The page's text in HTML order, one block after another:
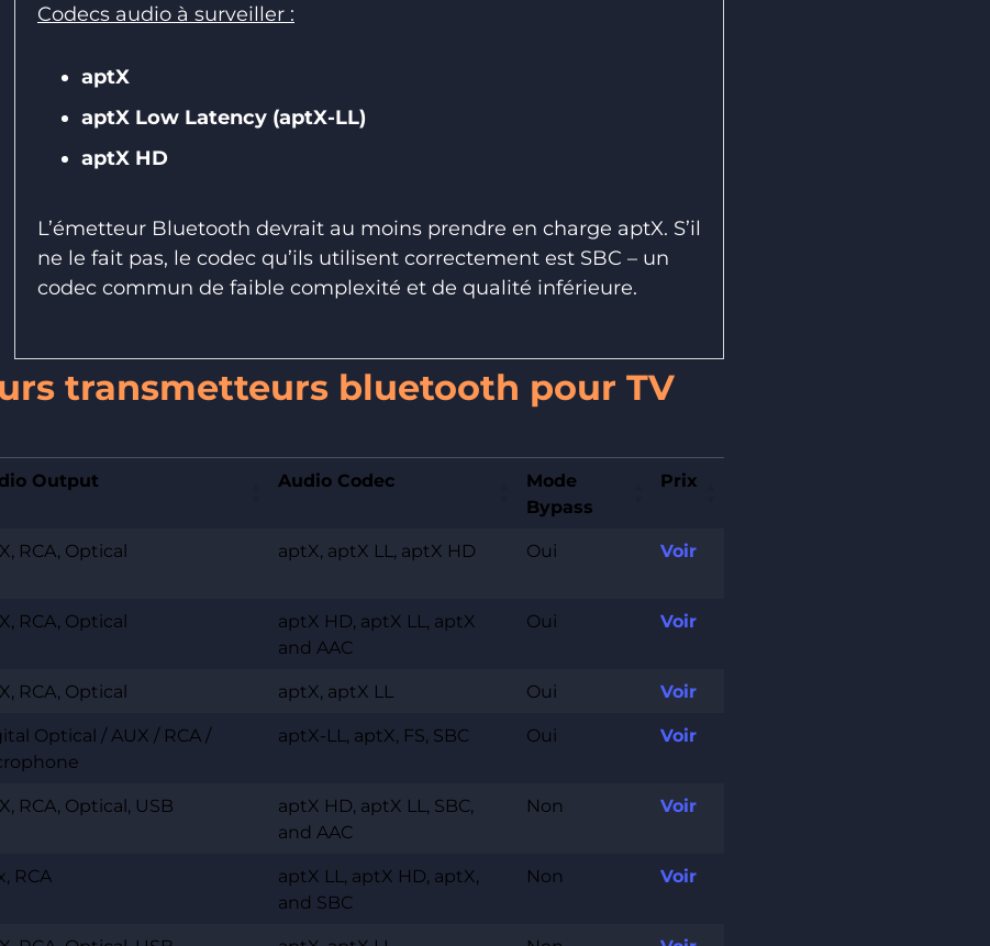
Codecs audio à surveiller :
aptX
aptX Low Latency (aptX-LL)
aptX HD
L’émetteur Bluetooth devrait au moins prendre en charge aptX. S’il
ne le fait pas, le codec qu’ils utilisent correctement est SBC – un
codec commun de faible complexité et de qualité inférieure.
transmetteurs bluetooth pour TV
Output Audio Codec
Mode
Bypass
Prix
RCA, Optical aptX, aptX LL, aptX HD Oui Voir
RCA, Optical
aptX HD, aptX LL, aptX
and AAC
Oui Voir
RCA, Optical aptX, aptX LL Oui
Voir
Optical / AUX / RCA /
aptX-LL, aptX, FS, SBC Oui Voir
RCA, Optical, USB
aptX HD, aptX LL, SBC,
and AAC
Non Voir
RCA
aptX LL, aptX HD, aptX,
and SBC
Non Voir